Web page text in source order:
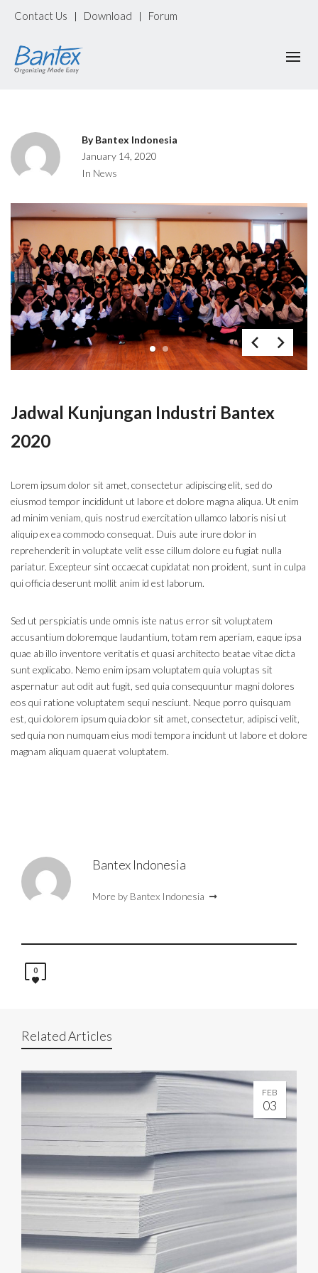
Contact Us | Download | Forum
ByBantex Indonesia
January 14, 2020
In News
1 2
Jadwal Kunjungan Industri Bantex
2020
Lorem ipsum dolor sit amet, consectetur adipiscing elit, sed do
eiusmod tempor incididunt ut labore et dolore magna aliqua. Ut enim
ad minim veniam, quis nostrud exercitation ullamco laboris nisi ut
aliquip ex ea commodo consequat. Duis aute irure dolor in
reprehenderit in voluptate velit esse cillum dolore eu fugiat nulla
pariatur. Excepteur sint occaecat cupidatat non proident, sunt in culpa
qui officia deserunt mollit anim id est laborum.
Sed ut perspiciatis unde omnis iste natus error sit voluptatem
accusantium doloremque laudantium, totam rem aperiam, eaque ipsa
quae ab illo inventore veritatis et quasi architecto beatae vitae dicta
sunt explicabo. Nemo enim ipsam voluptatem quia voluptas sit
aspernatur aut odit aut fugit, sed quia consequuntur magni dolores
eos qui ratione voluptatem sequi nesciunt. Neque porro quisquam
est, qui dolorem ipsum quia dolor sit amet, consectetur, adipisci velit,
sed quia non numquam eius modi tempora incidunt ut labore et dolore
magnam aliquam quaerat voluptatem.
Bantex Indonesia
More by Bantex Indonesia
0
Related Articles
FEB
03